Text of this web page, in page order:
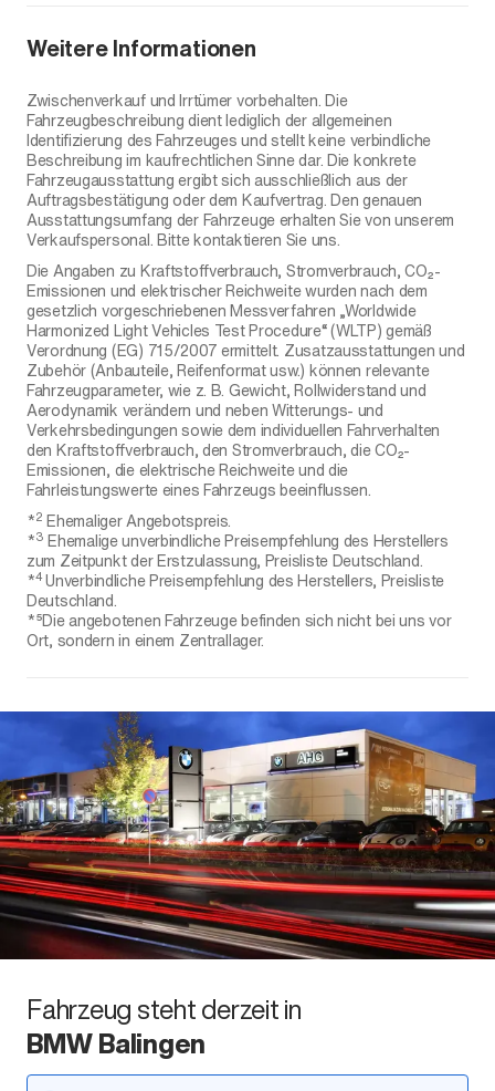
Weitere Informationen
Zwischenverkauf und Irrtümer vorbehalten. Die
Fahrzeugbeschreibung dient lediglich der allgemeinen
Identifizierung des Fahrzeuges und stellt keine verbindliche
Beschreibung im kaufrechtlichen Sinne dar. Die konkrete
Fahrzeugausstattung ergibt sich ausschließlich aus der
Auftragsbestätigung oder dem Kaufvertrag. Den genauen
Ausstattungsumfang der Fahrzeuge erhalten Sie von unserem
Verkaufspersonal. Bitte kontaktieren Sie uns.
Die Angaben zu Kraftstoffverbrauch, Stromverbrauch, CO₂-
Emissionen und elektrischer Reichweite wurden nach dem
gesetzlich vorgeschriebenen Messverfahren „Worldwide
Harmonized Light Vehicles Test Procedure“ (WLTP) gemäß
Verordnung (EG) 715/2007 ermittelt. Zusatzausstattungen und
Zubehör (Anbauteile, Reifenformat usw.) können relevante
Fahrzeugparameter, wie z. B. Gewicht, Rollwiderstand und
Aerodynamik verändern und neben Witterungs- und
Verkehrsbedingungen sowie dem individuellen Fahrverhalten
den Kraftstoffverbrauch, den Stromverbrauch, die CO₂-
Emissionen, die elektrische Reichweite und die
Fahrleistungswerte eines Fahrzeugs beeinflussen.
*2 Ehemaliger Angebotspreis.
*3 Ehemalige unverbindliche Preisempfehlung des Herstellers
zum Zeitpunkt der Erstzulassung, Preisliste Deutschland.
*4Unverbindliche Preisempfehlung des Herstellers, Preisliste
Deutschland.
*⁵Die angebotenen Fahrzeuge befinden sich nicht bei uns vor
Ort, sondern in einem Zentrallager.
Fahrzeug steht derzeit in
BMW Balingen